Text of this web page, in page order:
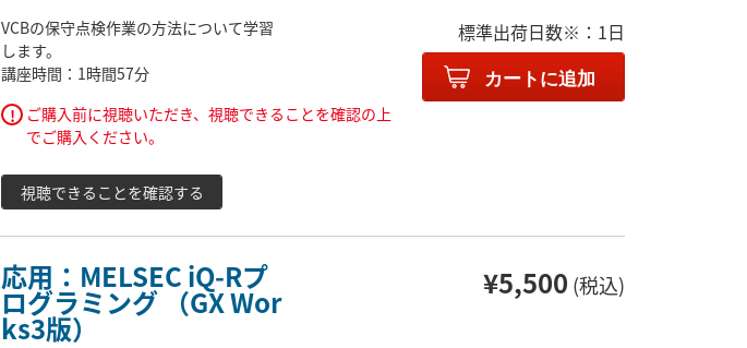
VCBの保守点検作業の方法について学習
します。
講座時間：1時間57分
!
ご購入前に視聴いただき、視聴できることを確認の上
でご購入ください。
視聴できることを確認する
標準出荷日数※：1日
カートに追加
応用：MELSEC iQ-Rプ
ログラミング （GX Wor
ks3版）
¥5,500 (税込)